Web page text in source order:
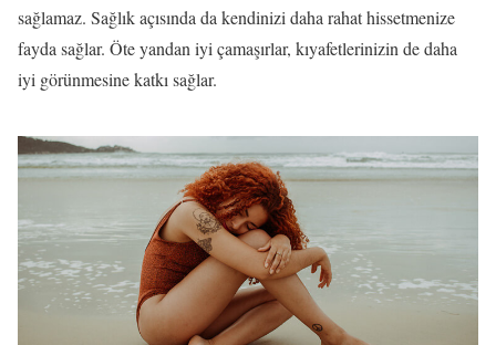
sağlamaz. Sağlık açısında da kendinizi daha rahat hissetmenize
fayda sağlar. Öte yandan iyi çamaşırlar, kıyafetlerinizin de daha
iyi görünmesine katkı sağlar.